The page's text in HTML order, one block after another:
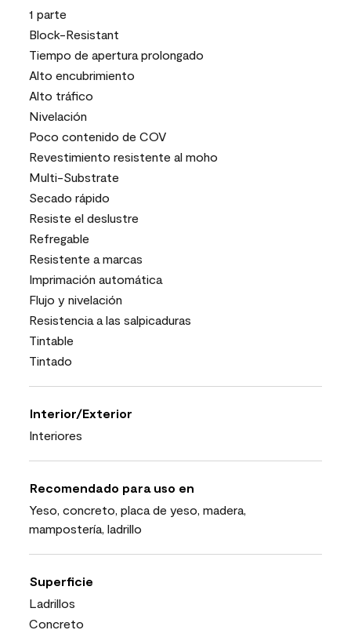
1 parte
Block-Resistant
Tiempo de apertura prolongado
Alto encubrimiento
Alto tráfico
Nivelación
Poco contenido de COV
Revestimiento resistente al moho
Multi-Substrate
Secado rápido
Resiste el deslustre
Refregable
Resistente a marcas
Imprimación automática
Flujo y nivelación
Resistencia a las salpicaduras
Tintable
Tintado
Interior/Exterior
Interiores
Recomendado para uso en
Yeso, concreto, placa de yeso, madera,
mampostería, ladrillo
Superficie
Ladrillos
Concreto